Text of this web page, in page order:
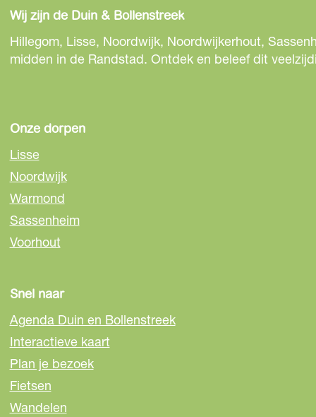
l
d
e
a
g
i
n
a
o
p
F
c
b
o
o
l
d
e
a
i
n
a
o
p
e
m
i
l
l
d
e
a
n
a
o
a
s
A
p
Wij zijn de Duin & Bollenstreek
Hillegom, Lisse, Noordwijk, Noordwijkerhout,
midden in de Randstad. Ontdek en beleef dit
Onze dorpen
Lisse
Noordwijk
Warmond
Sassenheim
Voorhout
Snel naar
Agenda Duin en Bollenstreek
Interactieve kaart
Plan je bezoek
Fietsen
Wandelen